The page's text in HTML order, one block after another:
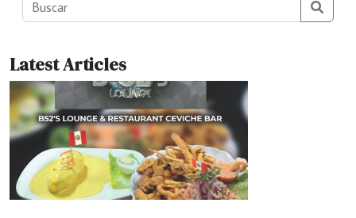
Latest Articles